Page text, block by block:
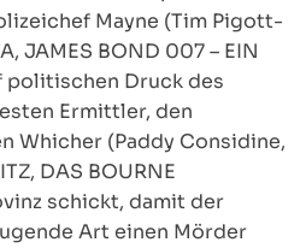
Mayne (Tim Pigott-
JAMES BOND 007 – EIN
politischen Druck des
Ermittler, den
Whicher (Paddy Considine,
DAS BOURNE
schickt, damit der
Art einen Mörder